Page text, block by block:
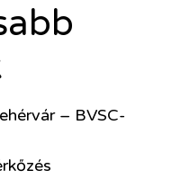
– BVSC-